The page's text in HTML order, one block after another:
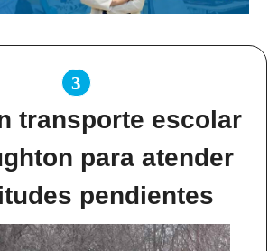
3
transporte escolar
para atender
pendientes